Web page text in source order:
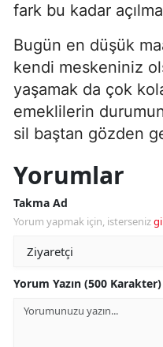
fark bu kadar
Bugün en düşük
kendi meskeniniz
yaşamak da çok
emeklilerin
sil baştan gözden
Yorumlar
Takma Ad
Yorum yapmak için, isterseniz
Yorum Yazın (500 Karakter)